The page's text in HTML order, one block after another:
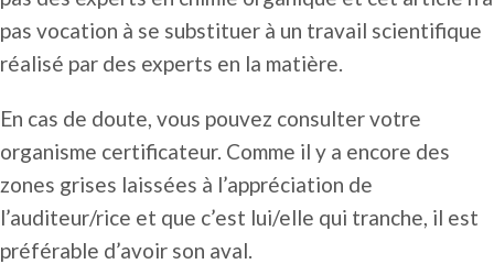
pas vocation à se substituer à un travail scientifique
réalisé par des experts en la matière.
En cas de doute, vous pouvez consulter votre
organisme certificateur. Comme il y a encore des
zones grises laissées à l’appréciation de
l’auditeur/rice et que c’est lui/elle qui tranche, il est
préférable d’avoir son aval.